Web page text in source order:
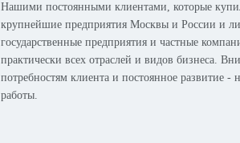
Нашими постоянными клиентами, которые
крупнейшие предприятия Москвы и России и
государственные предприятия и частные
практически всех отраслей и видов бизнеса.
потребностям клиента и постоянное развитие
работы.